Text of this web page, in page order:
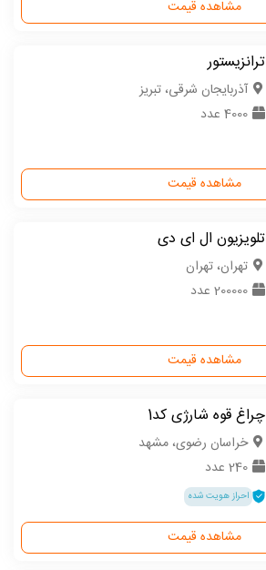
مشاهده قیمت
ترانزیستور
آذربایجان شرقی، تبریز
4000 عدد
مشاهده قیمت
تلویزیون ال ای دی
تهران، تهران
200000 عدد
مشاهده قیمت
چراغ قوه شارژی کد1
خراسان رضوی، مشهد
240 عدد
احراز هویت شده
مشاهده قیمت